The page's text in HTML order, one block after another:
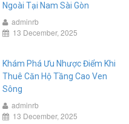
Ngoài Tại Nam Sài Gòn
adminrb
13 December, 2025
Khám Phá Ưu Nhược Điểm Khi
Thuê Căn Hộ Tầng Cao Ven
Sông
adminrb
13 December, 2025